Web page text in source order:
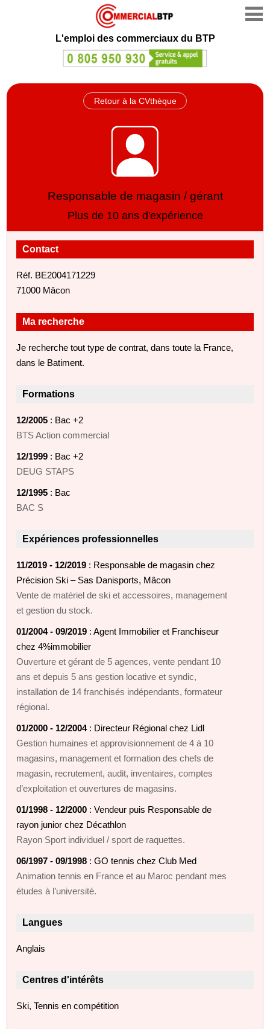
L'emploi des commerciaux du BTP
Retour à la CVthèque
Responsable de magasin / gérant
Plus de 10 ans d'expérience
Contact
Réf. BE2004171229
71000 Mâcon
Ma recherche
Je recherche tout type de contrat, dans toute la France,
dans le Batiment.
Formations
12/2005 : Bac +2
BTS Action commercial
12/1999 : Bac +2
DEUG STAPS
12/1995 : Bac
BAC S
Expériences professionnelles
11/2019 - 12/2019 : Responsable de magasin chez
Précision Ski – Sas Danisports, Mâcon
Vente de matériel de ski et accessoires, management
et gestion du stock.
01/2004 - 09/2019 : Agent Immobilier et Franchiseur
chez 4%immobilier
Ouverture et gérant de 5 agences, vente pendant 10
ans et depuis 5 ans gestion locative et syndic,
installation de 14 franchisés indépendants, formateur
régional.
01/2000 - 12/2004: Directeur Régional chez Lidl
Gestion humaines et approvisionnement de 4 à 10
magasins, management et formation des chefs de
magasin, recrutement, audit, inventaires, comptes
d’exploitation et ouvertures de magasins.
01/1998 - 12/2000 : Vendeur puis Responsable de
rayon junior chez Décathlon
Rayon Sport individuel / sport de raquettes.
06/1997 - 09/1998 : GO tennis chez Club Med
Animation tennis en France et au Maroc pendant mes
études à l’université.
Langues
Anglais
Centres d'intérêts
Ski, Tennis en compétition